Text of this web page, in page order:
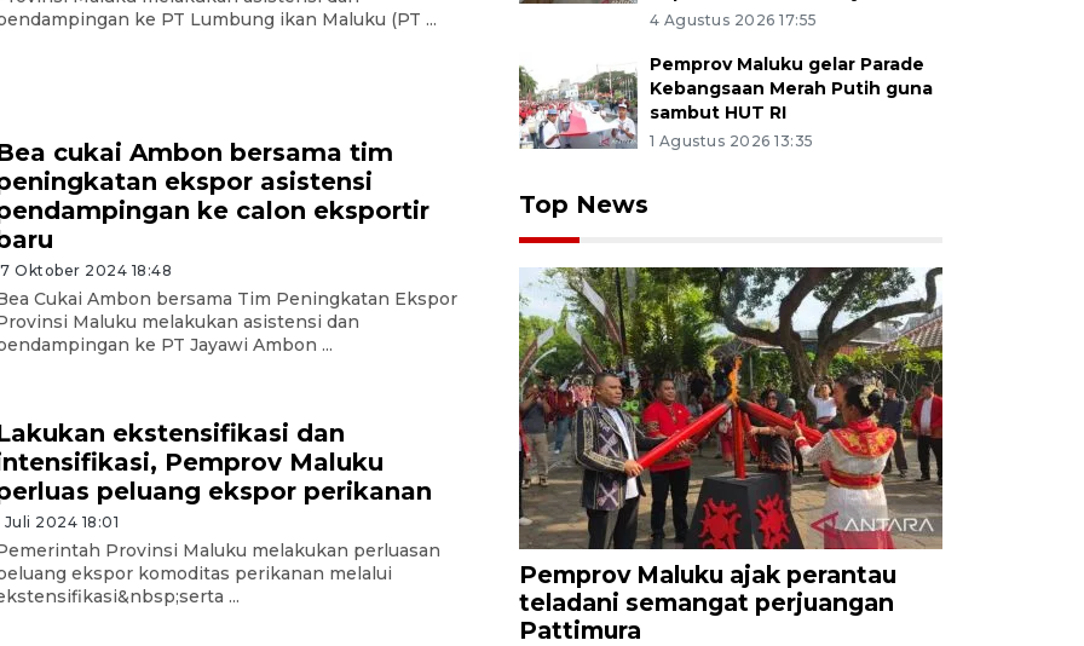
ke PT Lumbung ikan Maluku (PT ...
cukai Ambon bersama tim
ekspor asistensi
ke calon eksportir
Oktober 2024 18:48
Cukai Ambon bersama Tim Peningkatan Ekspor
Maluku melakukan asistensi dan
ke PT Jayawi Ambon ...
ekstensifikasi dan
Pemprov Maluku
peluang ekspor perikanan
Juli 2024 18:01
Provinsi Maluku melakukan perluasan
ekspor komoditas perikanan melalui
...
4 Agustus 2026 17:55
Pemprov Maluku gelar Parade
Kebangsaan Merah Putih guna
sambut HUT RI
1 Agustus 2026 13:35
Top News
Pemprov Maluku ajak perantau
teladani semangat perjuangan
Pattimura